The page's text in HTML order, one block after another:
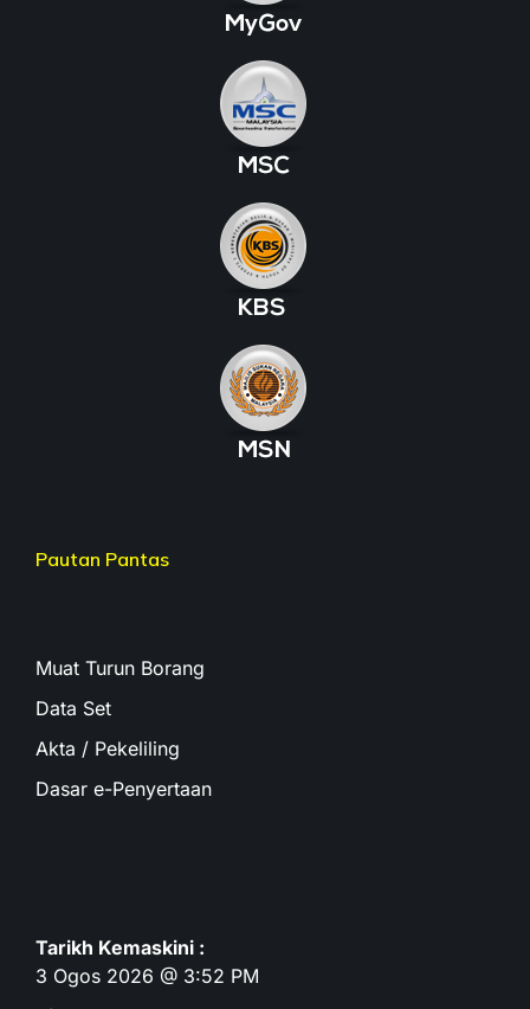
Pautan Pantas
Muat Turun Borang
Data Set
Akta / Pekeliling
Dasar e-Penyertaan
Tarikh Kemaskini :
3 Ogos 2026 @ 3:52 PM